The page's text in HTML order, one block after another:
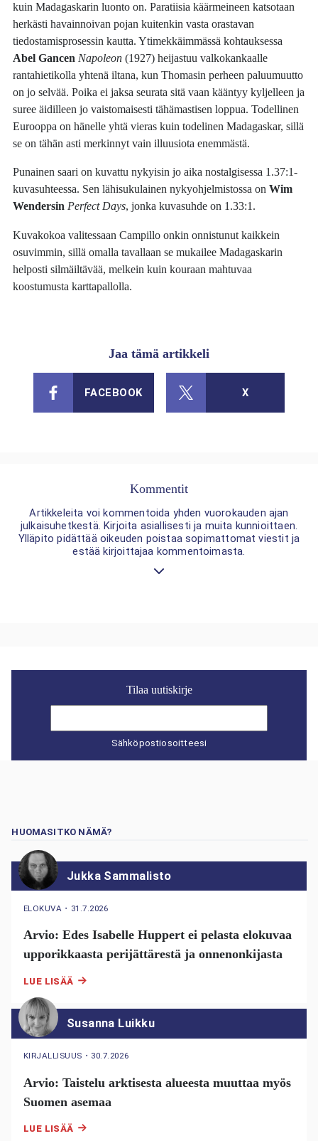
kuin Madagaskarin luonto on. Paratiisia käärmeineen katsotaan
herkästi havainnoivan pojan kuitenkin vasta orastavan
tiedostamisprosessin kautta. Ytimekkäimmässä kohtauksessa
Abel Gancen Napoleon (1927) heijastuu valkokankaalle
rantahietikolla yhtenä iltana, kun Thomasin perheen paluumuutto
on jo selvää. Poika ei jaksa seurata sitä vaan kääntyy kyljelleen ja
suree äidilleen jo vaistomaisesti tähämastisen loppua. Todellinen
Eurooppa on hänelle yhtä vieras kuin todelinen Madagaskar, sillä
se on tähän asti merkinnyt vain illuusiota enemmästä.
Punainen saari on kuvattu nykyisin jo aika nostalgisessa 1.37:1-
kuvasuhteessa. Sen lähisukulainen nykyohjelmistossa onWim
Wendersin Perfect Days, jonka kuvasuhde on 1.33:1.
Kuvakokoa valitessaan Campillo onkin onnistunut kaikkein
osuvimmin, sillä omalla tavallaan se mukailee Madagaskarin
helposti silmäiltävää, melkein kuin kouraan mahtuvaa
koostumusta karttapallolla.
Jaa tämä artikkeli
FACEBOOK X
Kommentit
Artikkeleita voi kommentoida yhden vuorokauden ajan
julkaisuhetkestä. Kirjoita asiallisesti ja muita kunnioittaen.
Ylläpito pidättää oikeuden poistaa sopimattomat viestit ja
estää kirjoittajaa kommentoimasta.
Tilaa uutiskirje
Sähköpostiosoitteesi
HUOMASITKO NÄMÄ?
Jukka Sammalisto
ELOKUVA ・ 31.7.2026
Arvio: Edes Isabelle Huppert ei pelasta elokuvaa
upporikkaasta perijättärestä ja onnenonkijasta
LUE LISÄÄ
Susanna Luikku
KIRJALLISUUS ・ 30.7.2026
Arvio: Taistelu arktisesta alueesta muuttaa myös
Suomen asemaa
LUE LISÄÄ